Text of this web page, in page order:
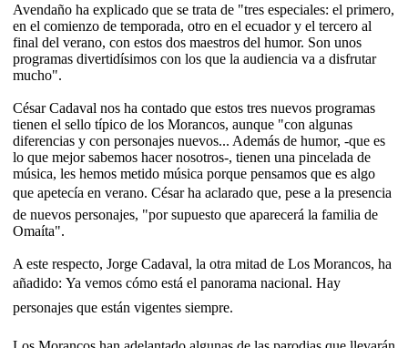
Avendaño ha explicado que se trata de "tres especiales: el primero,
en el comienzo de temporada, otro en el ecuador y el tercero al
final del verano, con estos dos maestros del humor. Son unos
programas divertidísimos con los que la audiencia va a disfrutar
mucho".
César Cadaval nos ha contado que estos tres nuevos programas
tienen el sello típico de los Morancos, aunque "con algunas
diferencias y con personajes nuevos... Además de humor, -que es
lo que mejor sabemos hacer nosotros-, tienen una pincelada de
música, les hemos metido música porque pensamos que es algo
que apetecía en verano. César ha aclarado que, pese a la presencia
de nuevos personajes, "por supuesto que aparecerá la familia de
Omaíta".
A este respecto, Jorge Cadaval, la otra mitad de Los Morancos, ha
añadido: Ya vemos cómo está el panorama nacional. Hay
personajes que están vigentes siempre.